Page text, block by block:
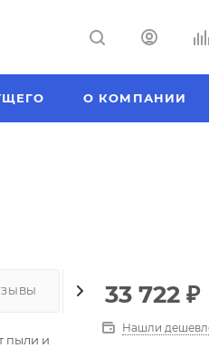
О КОМПАНИИ
КАК КУПИТЬ
пыли и
33 722 ₽
Нашли